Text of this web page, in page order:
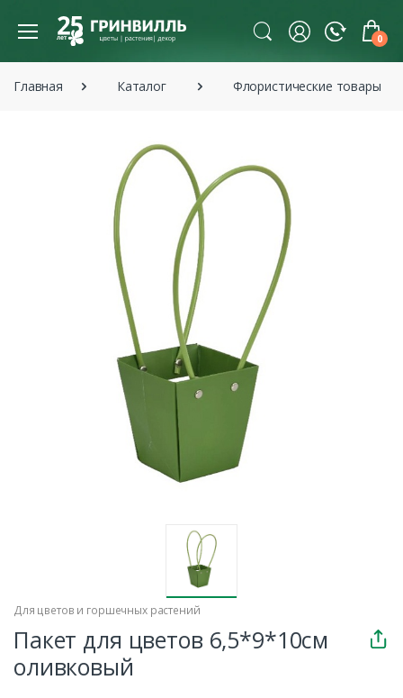
0
Главная Каталог Флористические товары
Для цветов и горшечных растений
Пакет для цветов 6,5*9*10см
оливковый